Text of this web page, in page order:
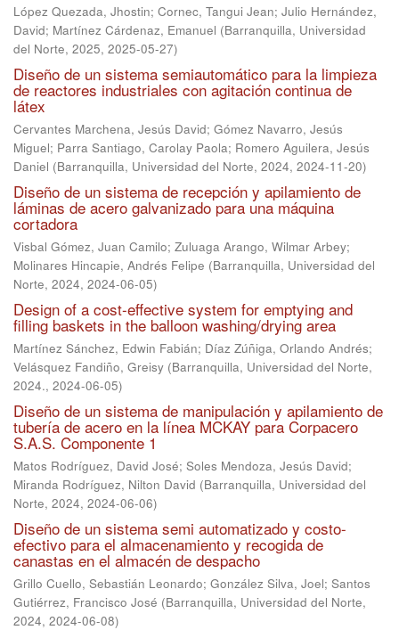
López Quezada, Jhostin; Cornec, Tangui Jean; Julio Hernández,
David; Martínez Cárdenaz, Emanuel (Barranquilla, Universidad
del Norte, 2025, 2025-05-27)
Diseño de un sistema semiautomático para la limpieza
de reactores industriales con agitación continua de
látex
Cervantes Marchena, Jesús David; Gómez Navarro, Jesús
Miguel; Parra Santiago, Carolay Paola; Romero Aguilera, Jesús
Daniel (Barranquilla, Universidad del Norte, 2024, 2024-11-20)
Diseño de un sistema de recepción y apilamiento de
láminas de acero galvanizado para una máquina
cortadora
Visbal Gómez, Juan Camilo; Zuluaga Arango, Wilmar Arbey;
Molinares Hincapie, Andrés Felipe (Barranquilla, Universidad del
Norte, 2024, 2024-06-05)
Design of a cost-effective system for emptying and
filling baskets in the balloon washing/drying area
Martínez Sánchez, Edwin Fabián; Díaz Zúñiga, Orlando Andrés;
Velásquez Fandiño, Greisy (Barranquilla, Universidad del Norte,
2024., 2024-06-05)
Diseño de un sistema de manipulación y apilamiento de
tubería de acero en la línea MCKAY para Corpacero
S.A.S. Componente 1
Matos Rodríguez, David José; Soles Mendoza, Jesús David;
Miranda Rodríguez, Nilton David (Barranquilla, Universidad del
Norte, 2024, 2024-06-06)
Diseño de un sistema semi automatizado y costo-
efectivo para el almacenamiento y recogida de
canastas en el almacén de despacho
Grillo Cuello, Sebastián Leonardo; González Silva, Joel; Santos
Gutiérrez, Francisco José (Barranquilla, Universidad del Norte,
2024, 2024-06-08)